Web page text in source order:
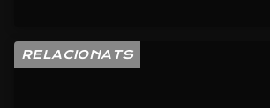
RELACIONATS